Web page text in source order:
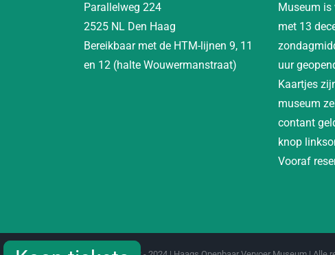
Parallelweg 224
2525 NL Den Haag
Bereikbaar met de HTM-lijnen 9, 11
en 12 (halte Wouwermanstraat)
Museum
met 13
uur
Kaartjes
museum
contant
knop
Vooraf